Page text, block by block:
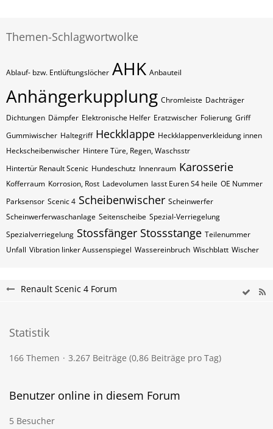
Themen-Schlagwortwolke
Ablauf- bzw. Entlüftungslöcher AHK Anbauteil
Anhängerkupplung Chromleiste Dachträger
Dichtungen Dämpfer Elektronische Helfer Eratzwischer Folierung Griff
Gummiwischer Haltegriff Heckklappe Heckklappenverkleidung innen
Heckscheibenwischer Hintere Türe, Regen, Waschsstr
Hintertür Renault Scenic Hundeschutz Innenraum Karosserie
Kofferraum Korrosion, Rost Ladevolumen lasst Euren S4 heile OE Nummer
Parksensor Scenic 4 Scheibenwischer Scheinwerfer
Scheinwerferwaschanlage Seitenscheibe Spezial-Verriegelung
Spezialverriegelung Stossfänger Stossstange Teilenummer
Unfall Vibration linker Aussenspiegel Wassereinbruch Wischblatt Wischer
Renault Scenic 4 Forum
Statistik
166 Themen 3.267 Beiträge (0,86 Beiträge pro Tag)
Benutzer online in diesem Forum
5 Besucher